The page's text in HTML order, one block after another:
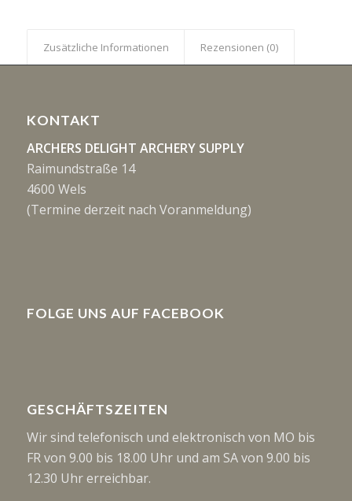
Zusätzliche Informationen Rezensionen (0)
KONTAKT
ARCHERS DELIGHT ARCHERY SUPPLY
Raimundstraße 14
4600 Wels
(Termine derzeit nach Voranmeldung)
FOLGE UNS AUF FACEBOOK
GESCHÄFTSZEITEN
Wir sind telefonisch und elektronisch von MO bis
FR von 9.00 bis 18.00 Uhr und am SA von 9.00 bis
12.30 Uhr erreichbar.